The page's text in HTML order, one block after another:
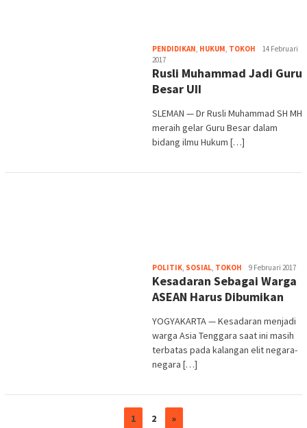
PENDIDIKAN, HUKUM, TOKOH Heri14 Februari
2017
Rusli Muhammad Jadi Guru
Besar UII
SLEMAN — Dr Rusli Muhammad SH MH
meraih gelar Guru Besar dalam
bidang ilmu Hukum […]
POLITIK, SOSIAL, TOKOH Heri
Purwata
9 Februari 2017
Kesadaran Sebagai Warga
ASEAN Harus Dibumikan
YOGYAKARTA — Kesadaran menjadi
warga Asia Tenggara saat ini masih
terbatas pada kalangan elit negara-
negara […]
1 2 »